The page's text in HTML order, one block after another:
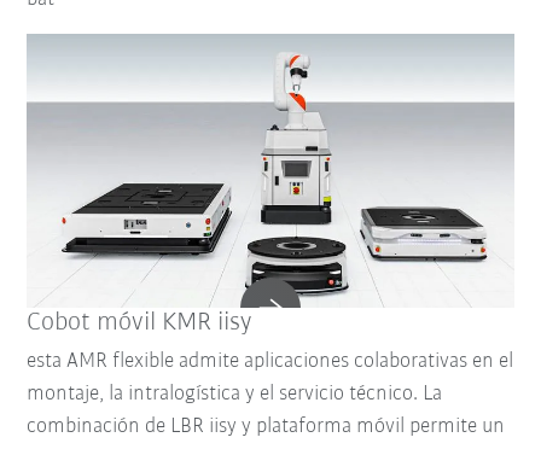
Cobot móvil KMR iisy
esta AMR flexible admite aplicaciones colaborativas en el
montaje, la intralogística y el servicio técnico. La
combinación de LBR iisy y plataforma móvil permite un